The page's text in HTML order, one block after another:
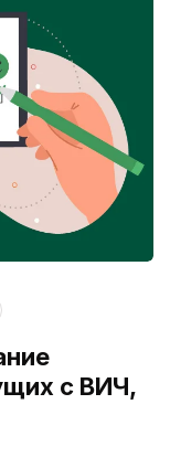
с ВИЧ,